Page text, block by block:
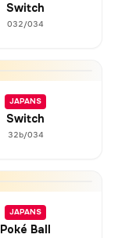
Switch
032/034
JAPANS
Switch
32b/034
JAPANS
Poké Ball